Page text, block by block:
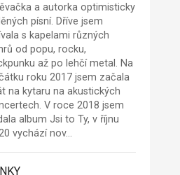
a autorka optimisticky
písní. Dříve jsem
s kapelami různých
od popu, rocku,
až po lehčí metal. Na
roku 2017 jsem začala
na kytaru na akustických
V roce 2018 jsem
album Jsi to Ty, v říjnu
vychází nov…